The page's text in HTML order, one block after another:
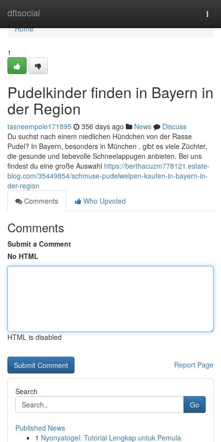
dftsocial
Home
Home
1
Pudelkinder finden in Bayern in
der Region
tasneempole171895 356 days ago News
Discuss
Du suchst nach einem niedlichen Hündchen von der Rasse
Pudel? In Bayern, besonders in München , gibt es viele Züchter,
die gesunde und liebevolle Schneelappugen anbieten. Bei uns
findest du eine große Auswahl https://berthacuzm778121.estate-
blog.com/35449854/schmuse-pudelwelpen-kaufen-in-bayern-in-
der-region
Comments
Who Upvoted
Comments
Submit a Comment
No HTML
HTML is disabled
Report Page
Search
Go
Published News
1 Nyonyatogel: Tutorial Lengkap untuk Pemula